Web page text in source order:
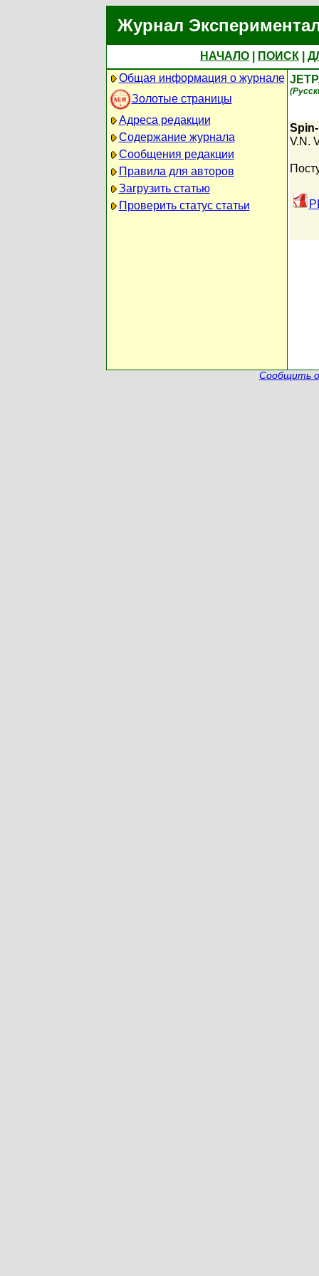
Журнал
НАЧАЛО ПОИСК
Общая информация о журнале
Золотые страницы
Адреса редакции
Содержание журнала
Сообщения редакции
Правила для авторов
Загрузить статью
Проверить статус статьи
V.N.
Сообщить о